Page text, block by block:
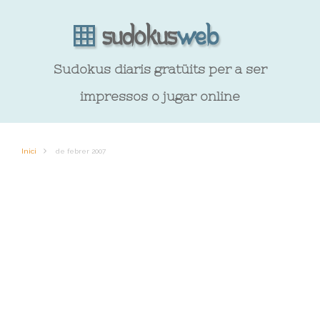
Sudokus diaris gratüits per a ser
impressos o jugar online
Inici de febrer 2007